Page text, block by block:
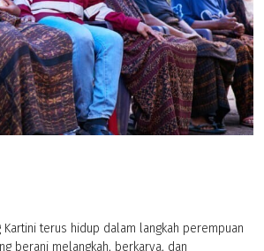
Kartini terus hidup dalam langkah perempuan
berani melangkah, berkarya, dan